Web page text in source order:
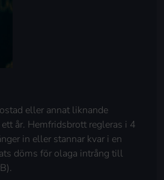
eller annat liknande
år. Hemfridsbrott regleras i 4
in eller stannar kvar i en
döms för olaga intrång till